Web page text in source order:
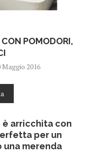
POMODORI,
Maggio 2016
arricchita con
per un
una merenda